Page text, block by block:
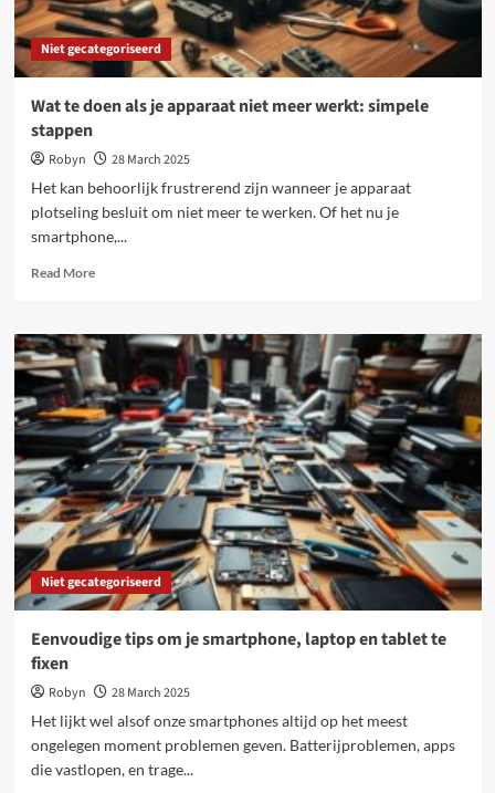
Niet gecategoriseerd
Wat te doen als je apparaat niet meer werkt: simpele
stappen
Robyn
28 March 2025
Het kan behoorlijk frustrerend zijn wanneer je apparaat
plotseling besluit om niet meer te werken. Of het nu je
smartphone,...
Read MoreRead
Wat
te
doen
als
je
apparaat
niet
meer
werkt:
simpele
stappen
Niet gecategoriseerd
Eenvoudige tips om je smartphone, laptop en tablet te
fixen
Robyn
28 March 2025
Het lijkt wel alsof onze smartphones altijd op het meest
ongelegen moment problemen geven. Batterijproblemen, apps
die vastlopen, en trage...